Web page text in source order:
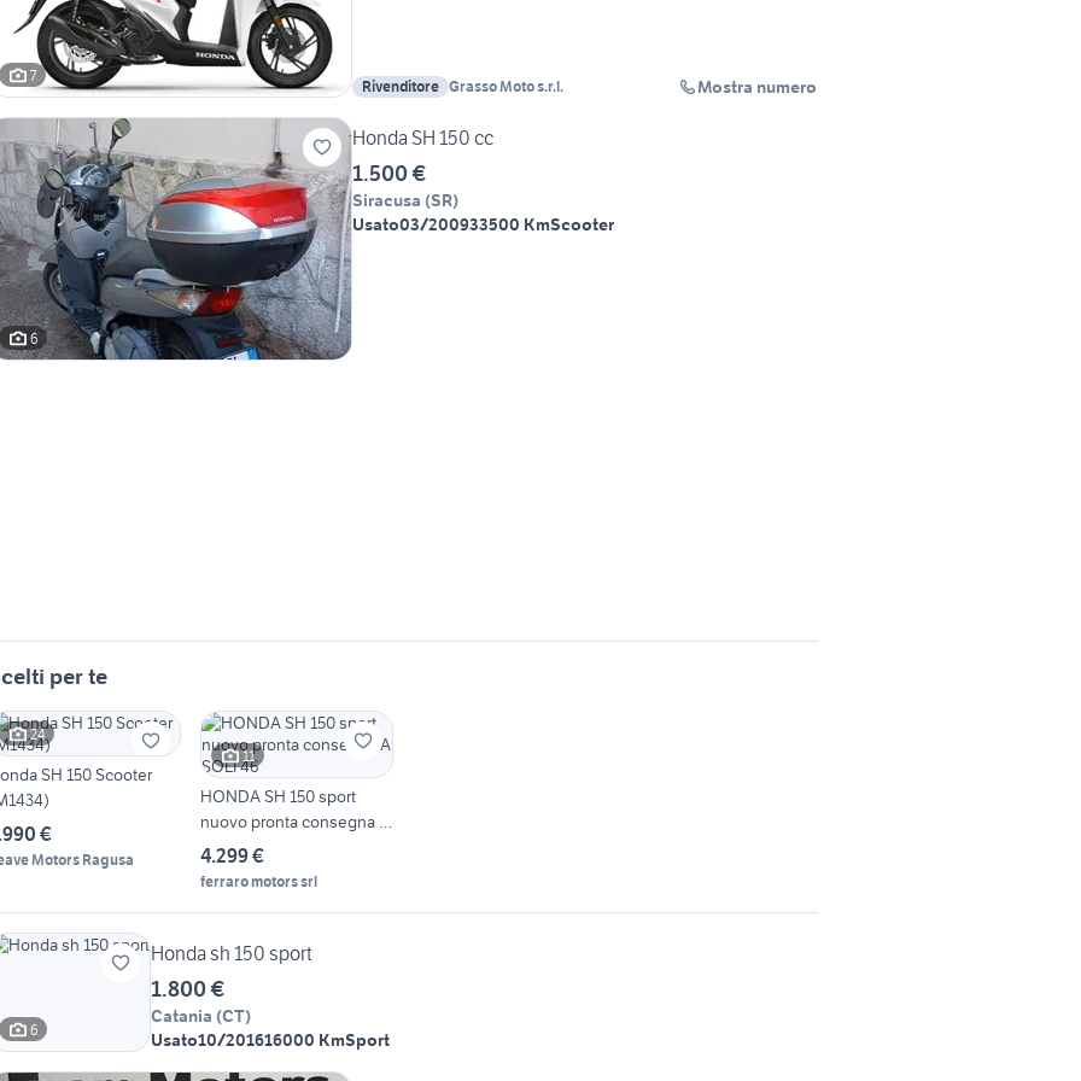
7
Rivenditore Grasso Moto s.r.l. Mostra numero
6
Honda SH 150 cc
1.500 €
Siracusa (SR)
Usato03/200933500 KmScooter
per te
24
SH 150 Scooter
€
Motors Ragusa
11
HONDA SH 150 sport
nuovo pronta consegna A
SOLI 46
4.299 €
ferraro motors srl
6
Honda sh 150 sport
1.800 €
Catania (CT)
Usato10/201616000 KmSport